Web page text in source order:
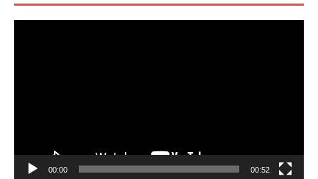
00:00 00:52